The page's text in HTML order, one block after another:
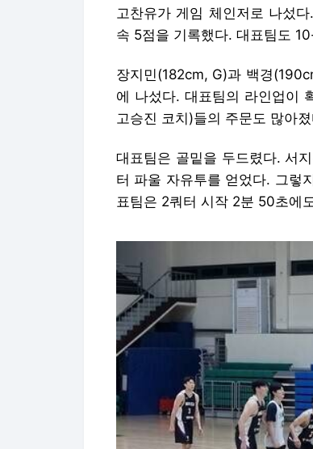
고찬유가 게임 체인저로 나섰
속 5점을 기록했다. 대표팀도
장지민(182cm, G)과 백경
에 나섰다. 대표팀의 라인업이
고승진 코치)들의 주문도 많아
대표팀은 골밑을 두드렸다. 서
터 파울 자유투를 얻었다. 그렇
표팀은 2쿼터 시작 2분 50초에